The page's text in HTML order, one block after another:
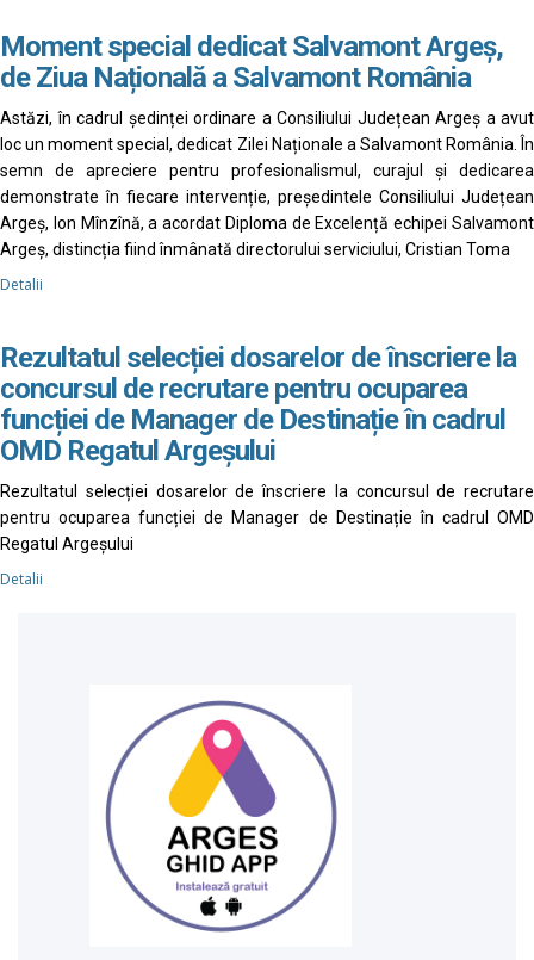
Moment special dedicat Salvamont Argeș,
de Ziua Națională a Salvamont România
Astăzi, în cadrul ședinței ordinare a Consiliului Județean Argeș a avut
loc un moment special, dedicat Zilei Naționale a Salvamont România. În
semn de apreciere pentru profesionalismul, curajul și dedicarea
demonstrate în fiecare intervenție, președintele Consiliului Județean
Argeș, Ion Mînzînă, a acordat Diploma de Excelență echipei Salvamont
Argeș, distincția fiind înmânată directorului serviciului, Cristian Toma
Detalii
Rezultatul selecției dosarelor de înscriere la
concursul de recrutare pentru ocuparea
funcției de Manager de Destinație în cadrul
OMD Regatul Argeșului
Rezultatul selecției dosarelor de înscriere la concursul de recrutare
pentru ocuparea funcției de Manager de Destinație în cadrul OMD
Regatul Argeșului
Detalii